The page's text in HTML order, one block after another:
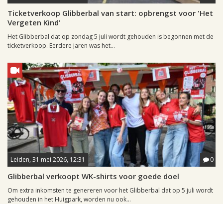
Ticketverkoop Glibberbal van start: opbrengst voor 'Het
Vergeten Kind'
Het Glibberbal dat op zondag 5 juli wordt gehouden is begonnen met de
ticketverkoop. Eerdere jaren was het...
Leiden, 31 mei 2026, 12:31 0
Glibberbal verkoopt WK-shirts voor goede doel
Om extra inkomsten te genereren voor het Glibberbal dat op 5 juli wordt
gehouden in het Huigpark, worden nu ook...